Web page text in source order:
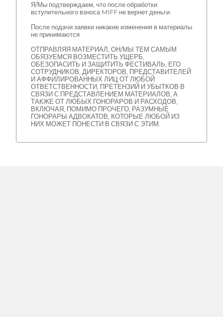
Я/Мы подтверждаем, что после обработки
вступительного взноса MIFF не вернет деньги.
После подачи заявки никакие изменения в материалы
не принимаются.
ОТПРАВЛЯЯ МАТЕРИАЛ, ОН/МЫ ТЕМ САМЫМ
ОБЯЗУЕМСЯ ВОЗМЕСТИТЬ УЩЕРБ,
ОБЕЗОПАСИТЬ И ЗАЩИТИТЬ ФЕСТИВАЛЬ, ЕГО
СОТРУДНИКОВ, ДИРЕКТОРОВ, ПРЕДСТАВИТЕЛЕЙ
И АФФИЛИРОВАННЫХ ЛИЦ ОТ ЛЮБОЙ
ОТВЕТСТВЕННОСТИ, ПРЕТЕНЗИЙ И УБЫТКОВ В
СВЯЗИ С ПРЕДСТАВЛЕНИЕМ МАТЕРИАЛОВ, А
ТАКЖЕ ОТ ЛЮБЫХ ГОНОРАРОВ И РАСХОДОВ,
ВКЛЮЧАЯ, ПОМИМО ПРОЧЕГО, РАЗУМНЫЕ
ГОНОРАРЫ АДВОКАТОВ, КОТОРЫЕ ЛЮБОЙ ИЗ
НИХ МОЖЕТ ПОНЕСТИ В СВЯЗИ С ЭТИМ.